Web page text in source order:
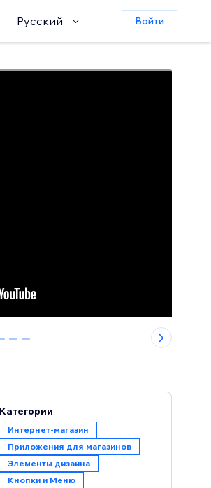
Русский Войти
2 3
Категории
Интернет-магазин
Приложения для магазинов
Элементы дизайна
Кнопки и Меню